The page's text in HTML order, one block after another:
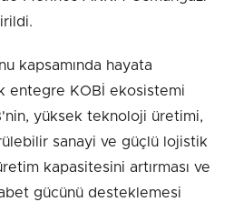
kapsamında hayata
entegre KOBİ ekosistemi
yüksek teknoloji üretimi,
sanayi ve güçlü lojistik
kapasitesini artırması ve
gücünü desteklemesi